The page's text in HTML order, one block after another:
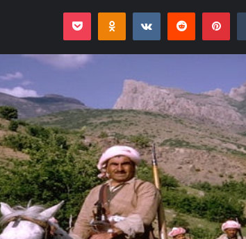
Tumblr
Pinterest
Reddit
VKontakte
Odnoklassniki
Pocket